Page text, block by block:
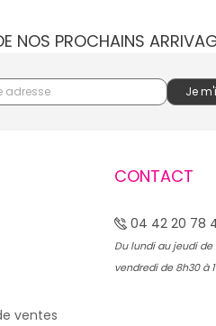
NOS PROCHAINS
ventes
CONTACT
04 42 20 78
Du lundi au jeudi de
vendredi de 8h30 à